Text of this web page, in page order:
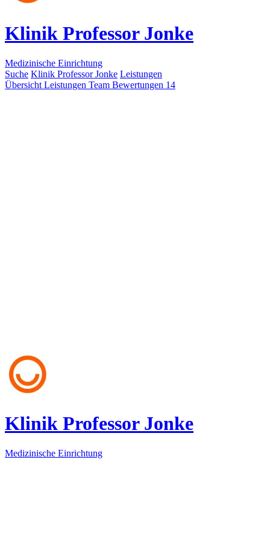
Klinik Professor Jonke
Medizinische Einrichtung
Suche Klinik Professor Jonke Leistungen
Übersicht Leistungen Team Bewertungen 14
Klinik Professor Jonke
Medizinische Einrichtung